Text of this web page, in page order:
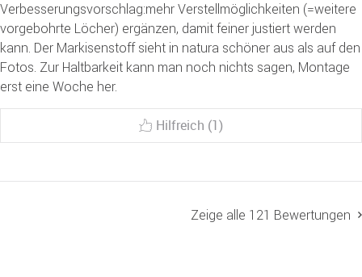
Verbesserungsvorschlag:mehr Verstellmöglichkeiten (=weitere
vorgebohrte Löcher) ergänzen, damit feiner justiert werden
kann. Der Markisenstoff sieht in natura schöner aus als auf den
Fotos. Zur Haltbarkeit kann man noch nichts sagen, Montage
erst eine Woche her.
Hilfreich (1)
Zeige alle 121 Bewertungen